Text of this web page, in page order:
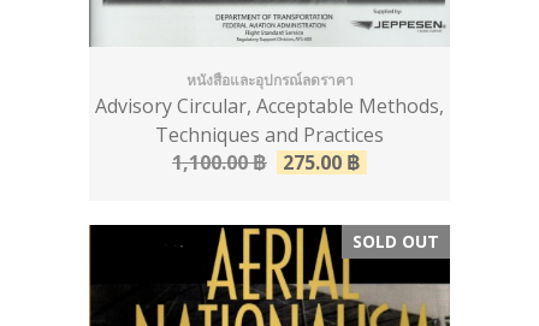
หนังสือและอุปกรณ์ลดราคา
Advisory Circular, Acceptable Methods,
Techniques and Practices
1,100.00฿ 275.00 ฿
SALE!
SOLD OUT